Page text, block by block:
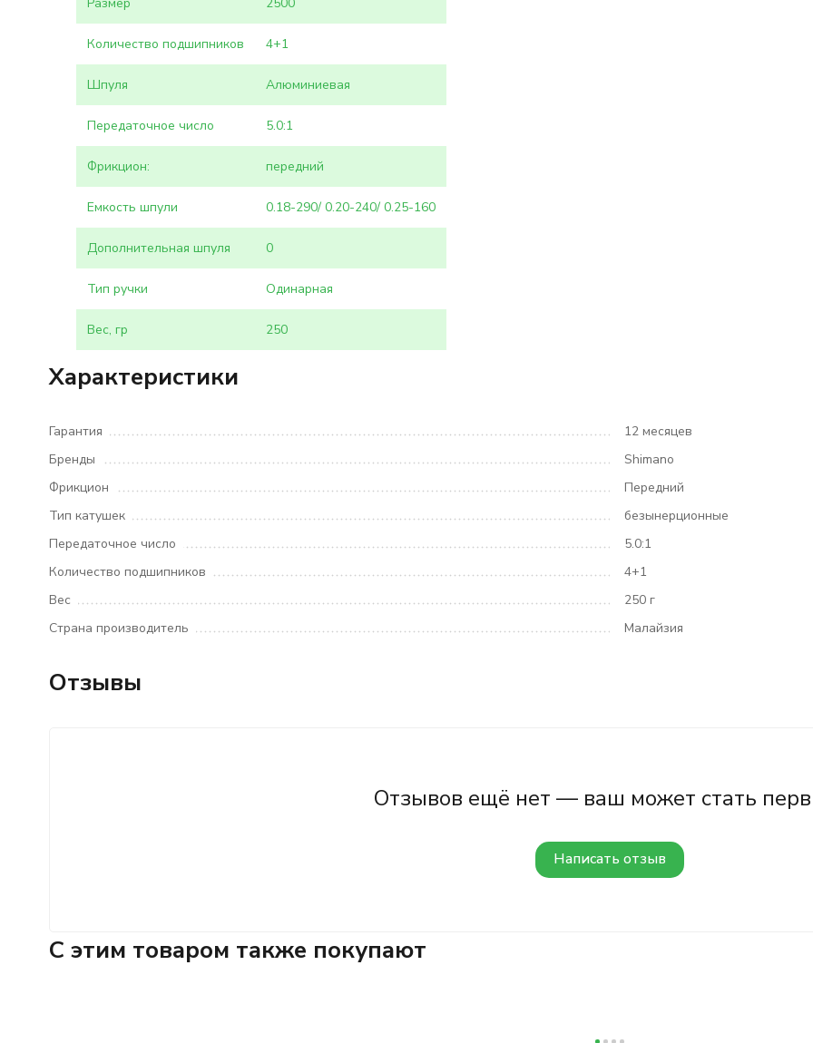
Количество подшипников 4+1
Шпуля Алюминиевая
Передаточное число 5.0:1
Фрикцион: передний
Емкость шпули 0.18-290/ 0.20-240/ 0.25-160
Дополнительная шпуля 0
Тип ручки Одинарная
Вес, гр 250
Характеристики
Гарантия
12 месяцев
Бренды
Shimano
Фрикцион
Передний
Тип катушек
безынерционные
Передаточное число
5.0:1
Количество подшипников
4+1
Вес
250 г
Страна производитель
Малайзия
Отзывы
Отзывов ещё нет — ваш может стать
Написать отзыв
C этим товаром также покупают